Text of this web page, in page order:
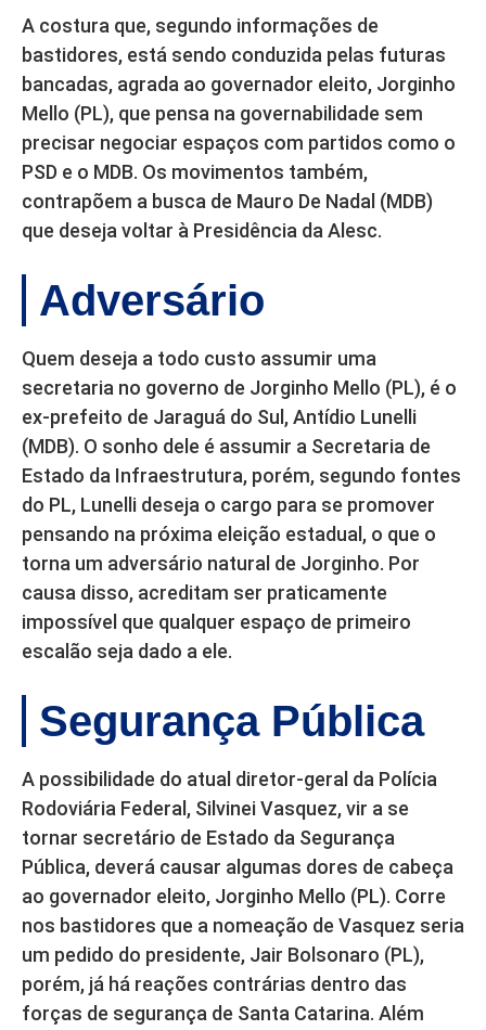
A costura que, segundo informações de
bastidores, está sendo conduzida pelas futuras
bancadas, agrada ao governador eleito, Jorginho
Mello (PL), que pensa na governabilidade sem
precisar negociar espaços com partidos como o
PSD e o MDB. Os movimentos também,
contrapõem a busca de Mauro De Nadal (MDB)
que deseja voltar à Presidência da Alesc.
Adversário
Quem deseja a todo custo assumir uma
secretaria no governo de Jorginho Mello (PL), é o
ex-prefeito de Jaraguá do Sul, Antídio Lunelli
(MDB). O sonho dele é assumir a Secretaria de
Estado da Infraestrutura, porém, segundo fontes
do PL, Lunelli deseja o cargo para se promover
pensando na próxima eleição estadual, o que o
torna um adversário natural de Jorginho. Por
causa disso, acreditam ser praticamente
impossível que qualquer espaço de primeiro
escalão seja dado a ele.
Segurança Pública
A possibilidade do atual diretor-geral da Polícia
Rodoviária Federal, Silvinei Vasquez, vir a se
tornar secretário de Estado da Segurança
Pública, deverá causar algumas dores de cabeça
ao governador eleito, Jorginho Mello (PL). Corre
nos bastidores que a nomeação de Vasquez seria
um pedido do presidente, Jair Bolsonaro (PL),
porém, já há reações contrárias dentro das
forças de segurança de Santa Catarina. Além